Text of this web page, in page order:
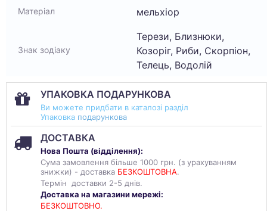
Матеріал мельхіор
Знак зодіаку
Терези, Близнюки,
Козоріг, Риби, Скорпіон,
Телець, Водолій
УПАКОВКА ПОДАРУНКОВА
Ви можете придбати в каталозі разділ
Упаковка подарункова
ДОСТАВКА
Нова Пошта (відділення):
Сума замовлення більше 1000 грн. (з урахуванням
знижки) - доставка БЕЗКОШТОВНА.
Термін доставки 2-5 днів.
Доставка на магазини мережі:
БЕЗКОШТОВНО.